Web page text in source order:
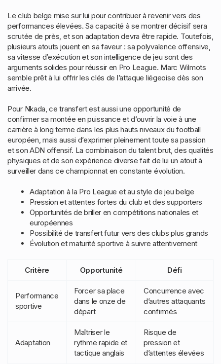
Le club belge mise sur lui pour contribuer à revenir vers des
performances élevées. Sa capacité à se montrer décisif sera
scrutée de près, et son adaptation devra être rapide. Toutefois,
plusieurs atouts jouent en sa faveur : sa polyvalence offensive,
sa vitesse d’exécution et son intelligence de jeu sont des
arguments solides pour réussir en Pro League. Marc Wilmots
semble prêt à lui offrir les clés de l’attaque liégeoise dès son
arrivée.
Pour Nkada, ce transfert est aussi une opportunité de
confirmer sa montée en puissance et d’ouvrir la voie à une
carrière à long terme dans les plus hauts niveaux du football
européen, mais aussi d’exprimer pleinement toute sa passion
et son ADN offensif. La combinaison du talent brut, des qualités
physiques et de son expérience diverse fait de lui un atout à
surveiller dans ce championnat en constante évolution.
Adaptation à la Pro League et au style de jeu belge
Pression et attentes fortes du club et des supporters
Opportunités de briller en compétitions nationales et
européennes
Possibilité de transfert futur vers des clubs plus grands
Évolution et maturité sportive à suivre attentivement
Critère Opportunité Défi
Performance
sportive
Forcer sa place
dans le onze de
départ
Concurrence avec
d’autres attaquants
confirmés
Adaptation
Maîtriser le
rythme rapide et
tactique anglais
Risque de
pression et
d’attentes élevées